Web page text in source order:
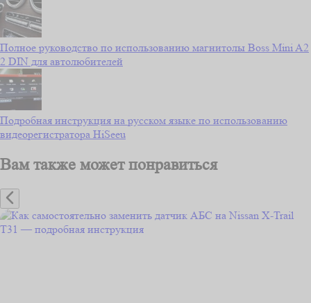
Полное руководство по использованию магнитолы Boss Mini A2
2 DIN для автолюбителей
Подробная инструкция на русском языке по использованию
видеорегистратора HiSeeu
Вам также может понравиться